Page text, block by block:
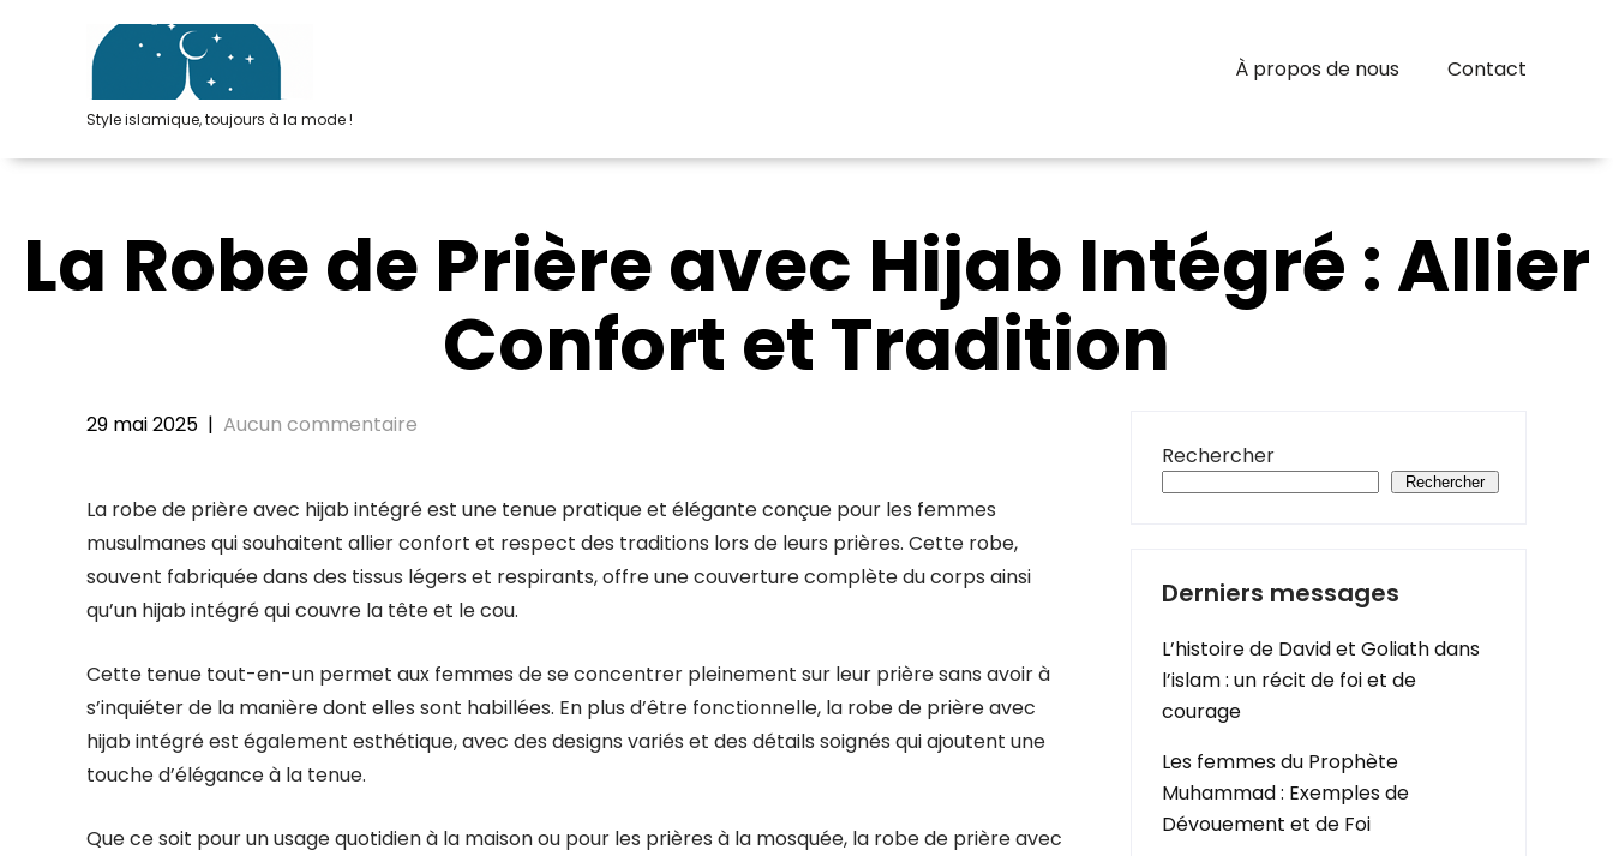
Style islamique, toujours à la mode !
À propos de nous Contact
La Robe de Prière avec Hijab Intégré : Allier
Confort et Tradition
29 mai 2025 | Aucun commentaire
La robe de prière avec hijab intégré est une tenue pratique et élégante conçue pour les femmes
musulmanes qui souhaitent allier confort et respect des traditions lors de leurs prières. Cette robe,
souvent fabriquée dans des tissus légers et respirants, offre une couverture complète du corps ainsi
qu’un hijab intégré qui couvre la tête et le cou.
Cette tenue tout-en-un permet aux femmes de se concentrer pleinement sur leur prière sans avoir à
s’inquiéter de la manière dont elles sont habillées. En plus d’être fonctionnelle, la robe de prière avec
hijab intégré est également esthétique, avec des designs variés et des détails soignés qui ajoutent une
touche d’élégance à la tenue.
Que ce soit pour un usage quotidien à la maison ou pour les prières à la mosquée, la robe de prière avec
Rechercher
Rechercher
Derniers messages
L’histoire de David et Goliath dans
l’islam : un récit de foi et de
courage
Les femmes du Prophète
Muhammad : Exemples de
Dévouement et de Foi